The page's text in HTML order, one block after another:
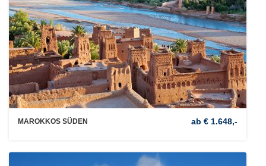
MAROKKOS SÜDEN ab € 1.648,-